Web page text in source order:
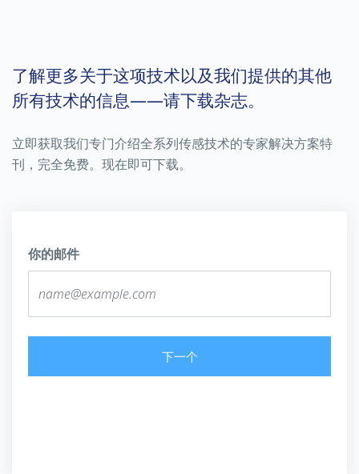
了解更多 了解更多
了解更多关于这项技术以及我们提供的其他
所有技术的信息——请下载杂志。
立即获取我们专门介绍全系列传感技术的专家解决方案特
刊，完全免费。现在即可下载。
你的邮件
下一个